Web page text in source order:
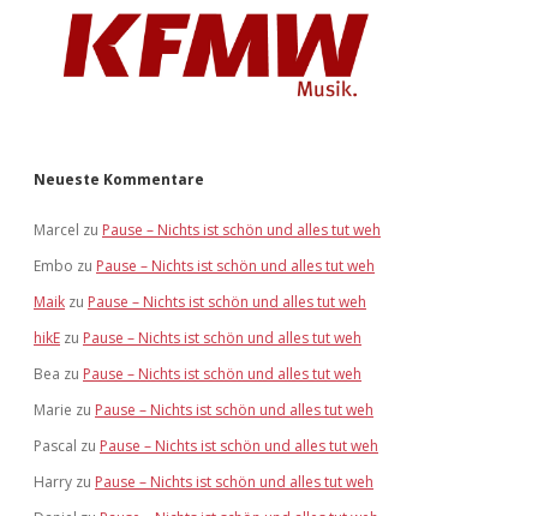
Neueste Kommentare
Marcel zu Pause – Nichts ist schön und alles tut weh
Embo zu Pause – Nichts ist schön und alles tut weh
Maik zu Pause – Nichts ist schön und alles tut weh
hikE zu Pause – Nichts ist schön und alles tut weh
Bea zu Pause – Nichts ist schön und alles tut weh
Marie zu Pause – Nichts ist schön und alles tut weh
Pascal zu Pause – Nichts ist schön und alles tut weh
Harry zu Pause – Nichts ist schön und alles tut weh